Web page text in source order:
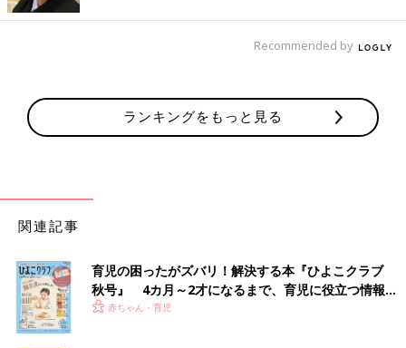
Recommended by
ランキングをもっと見る
関連記事
育児の困ったがズバリ！解決する本『ひよこクラブ
秋号』 4カ月～2才になるまで、育児に役立つ情報が
いっぱい！
赤ちゃん・育児